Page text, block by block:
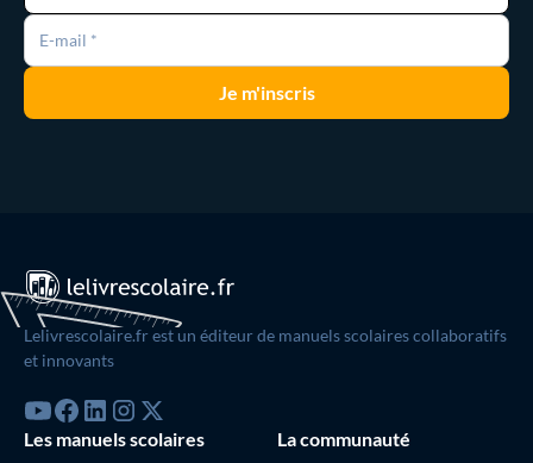
Lelivrescolaire.fr est un éditeur de manuels scolaires collaboratifs
et innovants
Les manuels scolaires La communauté